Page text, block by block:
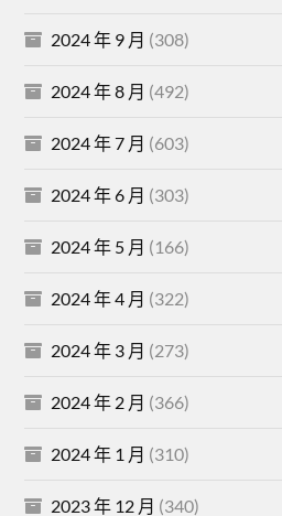
2024 年 9 月 (308)
2024 年 8 月 (492)
2024 年 7 月 (603)
2024 年 6 月 (303)
2024 年 5 月 (166)
2024 年 4 月 (322)
2024 年 3 月 (273)
2024 年 2 月 (366)
2024 年 1 月 (310)
2023 年 12 月 (340)